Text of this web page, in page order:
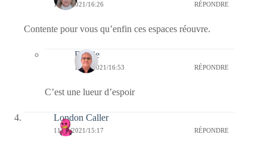
11/05/2021/16:26 RÉPONDRE
Contente pour vous qu’enfin ces espaces réouvre.
Bernie
11/05/2021/16:53 RÉPONDRE
C’est une lueur d’espoir
London Caller
11/05/2021/15:17 RÉPONDRE